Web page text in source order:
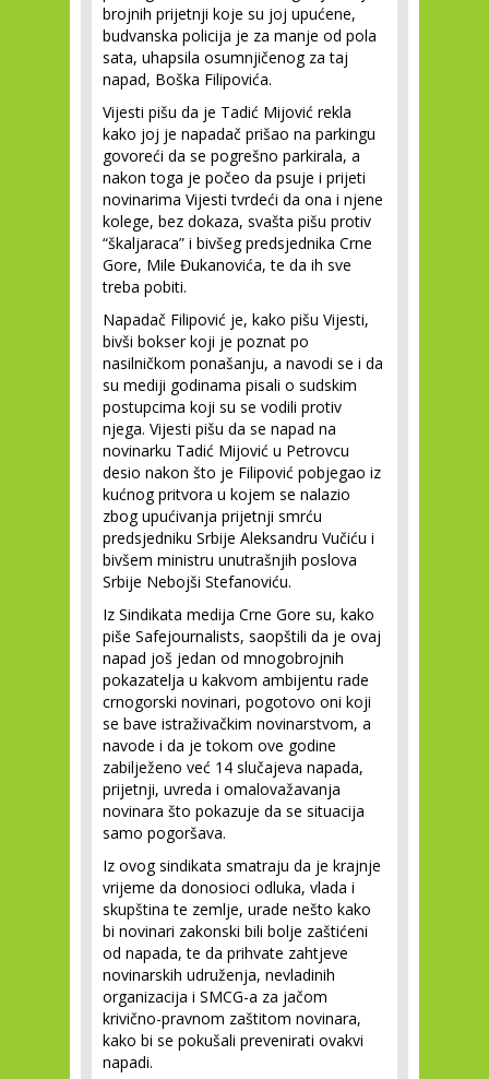
brojnih prijetnji koje su joj upućene,
budvanska policija je za manje od pola
sata, uhapsila osumnjičenog za taj
napad, Boška Filipovića.
Vijesti pišu da je Tadić Mijović rekla
kako joj je napadač prišao na parkingu
govoreći da se pogrešno parkirala, a
nakon toga je počeo da psuje i prijeti
novinarima Vijesti tvrdeći da ona i njene
kolege, bez dokaza, svašta pišu protiv
“škaljaraca” i bivšeg predsjednika Crne
Gore, Mile Đukanovića, te da ih sve
treba pobiti.
Napadač Filipović je, kako pišu Vijesti,
bivši bokser koji je poznat po
nasilničkom ponašanju, a navodi se i da
su mediji godinama pisali o sudskim
postupcima koji su se vodili protiv
njega. Vijesti pišu da se napad na
novinarku Tadić Mijović u Petrovcu
desio nakon što je Filipović pobjegao iz
kućnog pritvora u kojem se nalazio
zbog upućivanja prijetnji smrću
predsjedniku Srbije Aleksandru Vučiću i
bivšem ministru unutrašnjih poslova
Srbije Nebojši Stefanoviću.
Iz Sindikata medija Crne Gore su, kako
piše Safejournalists, saopštili da je ovaj
napad još jedan od mnogobrojnih
pokazatelja u kakvom ambijentu rade
crnogorski novinari, pogotovo oni koji
se bave istraživačkim novinarstvom, a
navode i da je tokom ove godine
zabilježeno već 14 slučajeva napada,
prijetnji, uvreda i omalovažavanja
novinara što pokazuje da se situacija
samo pogoršava.
Iz ovog sindikata smatraju da je krajnje
vrijeme da donosioci odluka, vlada i
skupština te zemlje, urade nešto kako
bi novinari zakonski bili bolje zaštićeni
od napada, te da prihvate zahtjeve
novinarskih udruženja, nevladinih
organizacija i SMCG-a za jačom
krivično-pravnom zaštitom novinara,
kako bi se pokušali prevenirati ovakvi
napadi.